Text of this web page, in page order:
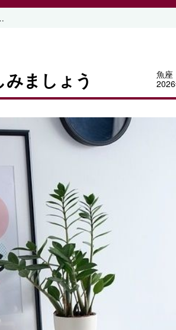
みましょう
ましょう
魚座